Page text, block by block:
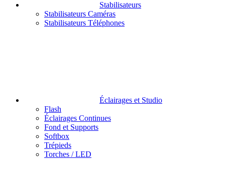
Stabilisateurs
Stabilisateurs Caméras
Stabilisateurs Téléphones
Éclairages et Studio
Flash
Éclairages Continues
Fond et Supports
Softbox
Trépieds
Torches / LED